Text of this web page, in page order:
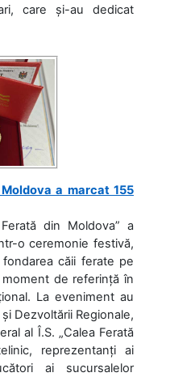
care și-au dedicat
a marcat 155
din Moldova” a
o ceremonie festivă,
căii ferate pe
de referință în
La eveniment au
Dezvoltării Regionale,
al Î.S. „Calea Ferată
reprezentanți ai
ai sucursalelor